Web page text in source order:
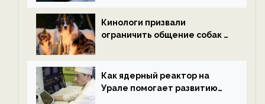
ECOportal
Кинологи призвали
ограничить общение собак с
ECOportal
Как ядерный реактор на
Урале помогает развитию